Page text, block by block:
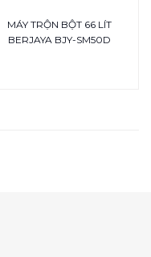
MÁY TRỘN BỘT 66 LÍT
BERJAYA BJY-SM50D